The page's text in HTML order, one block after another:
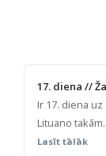
17. diena //
Ir 17. diena
Lituano takām.
Lasīt tālāk